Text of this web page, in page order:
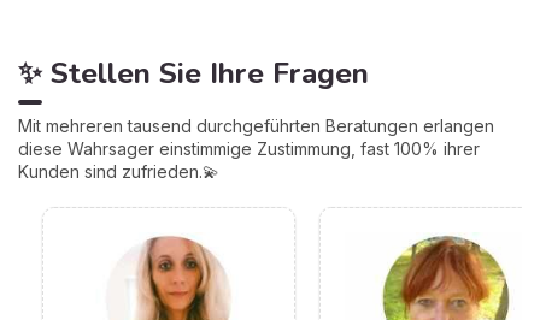
✨ Stellen Sie Ihre Fragen
Mit mehreren tausend durchgeführten Beratungen erlangen
diese Wahrsager einstimmige Zustimmung, fast 100% ihrer
Kunden sind zufrieden.💫